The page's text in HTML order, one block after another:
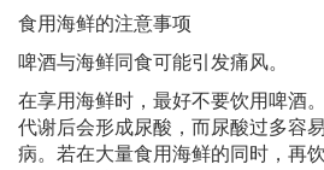
食用海鲜的注意事项
啤酒与海鲜同食可能引发痛风。
在享用海鲜时，最好不要饮用啤酒
代谢后会形成尿酸，而尿酸过多容
病。若在大量食用海鲜的同时，再